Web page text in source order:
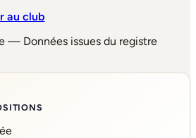
au club
— Données issues du registre